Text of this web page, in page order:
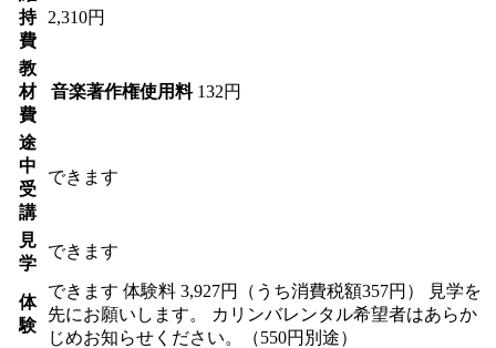
持
費
2,310円
教
材
費
音楽著作権使用料 132円
途
中
受
講
できます
見
学
できます
体
験
できます 体験料 3,927円（うち消費税額357円）
見学を
先にお願いします。 カリンバレンタル希望者はあらか
じめお知らせください。（550円別途）